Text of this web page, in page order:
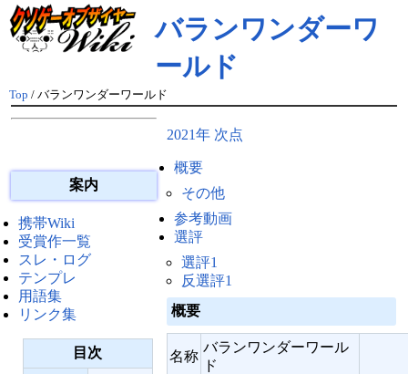
バランワンダーワ
ールド
Top / バランワンダーワールド
案内
携帯Wiki
受賞作一覧
スレ・ログ
テンプレ
用語集
リンク集
目次
2021年 次点
概要
その他
参考動画
選評
選評1
反選評1
概要
名称
バランワンダーワール
ド